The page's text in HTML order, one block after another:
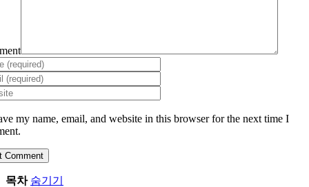
my name, email, and website in this browser for the next time I
목차 숨기기